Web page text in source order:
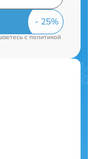
cполитикой